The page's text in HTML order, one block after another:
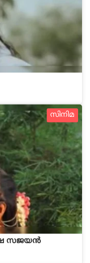
സിനിമ
സജയൻ